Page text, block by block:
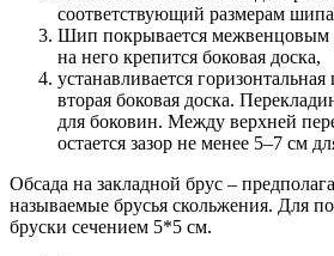
соответствующий размерам
Шип покрывается межвенцовым
на него крепится боковая доска,
устанавливается
вторая боковая доска.
для боковин. Между верхней
остается зазор не менее 5–7 см
Обсада на закладной брус –
называемые брусья скольжения. Для
бруски сечением 5*5 см.